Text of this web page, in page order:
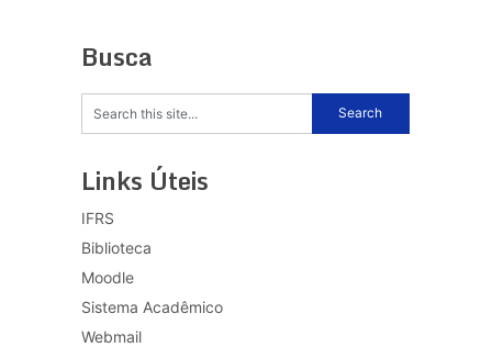
Busca
Links Úteis
IFRS
Biblioteca
Moodle
Sistema Acadêmico
Webmail